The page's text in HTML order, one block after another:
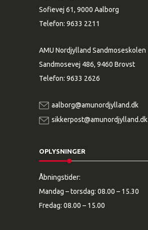
Sofievej 61, 9000 Aalborg
Telefon: 9633 2211
AMU Nordjylland Sandmoseskolen
Sandmosevej 486, 9460 Brovst
Telefon: 9633 2626
aalborg@amunordjylland.dk
sikkerpost@amunordjylland.dk
OPLYSNINGER
Åbningstider:
Mandag – torsdag: 08.00 – 15.30
Fredag: 08.00 – 15.00